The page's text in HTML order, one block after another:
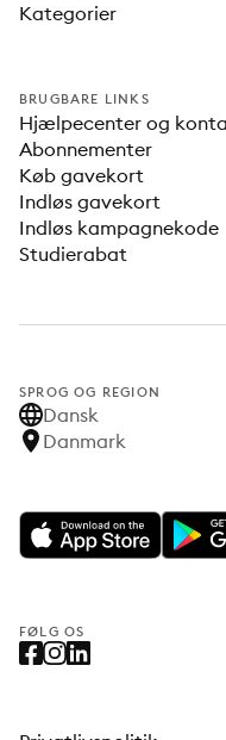
Kategorier
BRUGBARE LINKS
Hjælpecenter og
Abonnementer
Køb gavekort
Indløs gavekort
Indløs kampagnekode
Studierabat
SPROG OG REGION
Dansk
Danmark
FØLG OS